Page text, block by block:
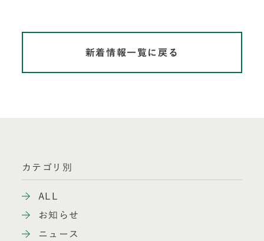
新着情報一覧に戻る
カテゴリ別
ALL
お知らせ
ニュース